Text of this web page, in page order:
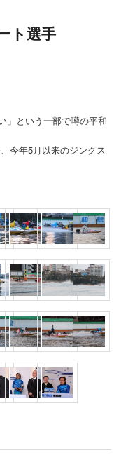
ト選手
」という一部で噂の平和
今年5月以来のジンクス